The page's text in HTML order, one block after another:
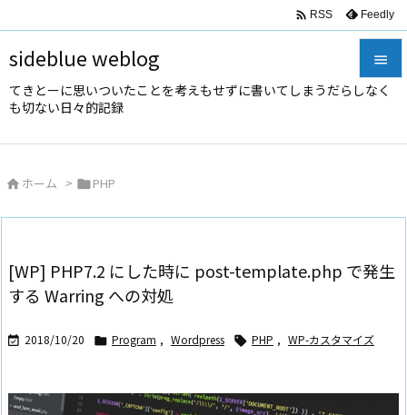
sideblue weblog
てきとーに思いついたことを考えもせずに書いてしまうだらしなく
も切ない日々的記録



次へ
 RSS Feedly
 ホーム > PHP
[WP] PHP7.2 にした時に post-template.php で発生
する Warring への対処
 2018/10/20  Program , Wordpress  PHP , WP-カスタマイズ